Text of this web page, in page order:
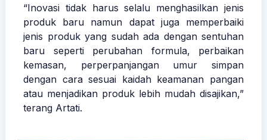
“Inovasi tidak harus selalu menghasilkan jenis
produk baru namun dapat juga memperbaiki
jenis produk yang sudah ada dengan sentuhan
baru seperti perubahan formula, perbaikan
kemasan, perperpanjangan umur simpan
dengan cara sesuai kaidah keamanan pangan
atau menjadikan produk lebih mudah disajikan,”
terang Artati.